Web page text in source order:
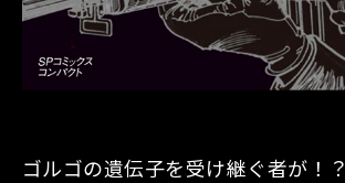
ゴルゴの遺伝子を受け継ぐ者が！？